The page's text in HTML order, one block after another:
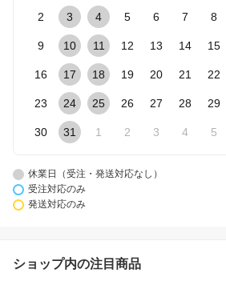
2 3 4 5 6 7 8
9 10 11 12 13 14 15
16 17 18 19 20 21 22
23 24 25 26 27 28 29
30 31 1 2 3 4 5
休業日（受注・発送対応なし）
受注対応のみ
発送対応のみ
ショップ内の注目商品